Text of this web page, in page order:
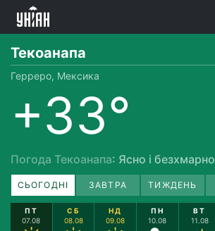
Текоанапа
Герреро, Мексика
+33°
Погода Текоанапа: Ясно і безхмарно
СЬОГОДНІ ЗАВТРА ТИЖДЕНЬ
ПТ
07.08
СБ
08.08
НД
09.08
ПН
10.08
ВТ
11.08